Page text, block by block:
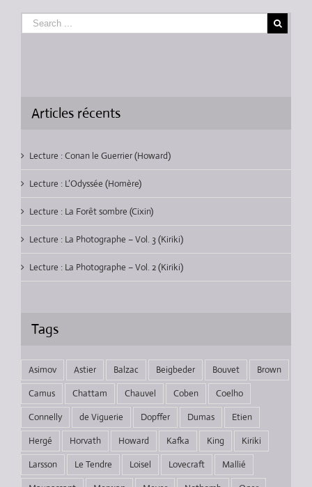
Articles récents
Lecture : Conan le Guerrier (Howard)
Lecture : L’Odyssée (Homère)
Lecture : La Forêt sombre (Cixin)
Lecture : La Photographe – Vol. 3 (Kiriki)
Lecture : La Photographe – Vol. 2 (Kiriki)
Tags
Asimov Astier Balzac Beigbeder Bouvet
Brown
Camus
Chattam Chauvel Coben
Coelho
Connelly
de Viguerie Dopffer Dumas
Etien
Hergé
Horvath Howard Kafka King
Kiriki
Larsson
Le Tendre Loisel Lovecraft
Mallié